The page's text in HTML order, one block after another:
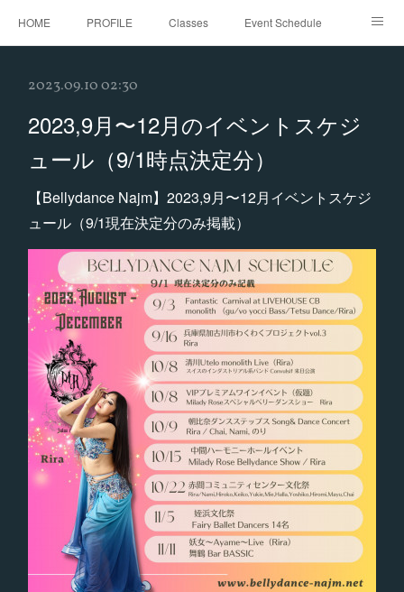
HOME PROFILE Classes Event Schedule
2023.09.10 02:30
2023,9月〜12月のイベントスケジ
ュール（9/1時点決定分）
【Bellydance Najm】2023,9月〜12月イベントスケジ
ュール（9/1現在決定分のみ掲載）